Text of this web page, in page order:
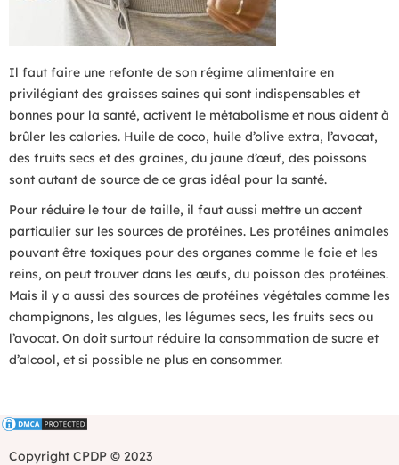
Il faut faire une refonte de son régime alimentaire en
privilégiant des graisses saines qui sont indispensables et
bonnes pour la santé, activent le métabolisme et nous aident à
brûler les calories. Huile de coco, huile d’olive extra, l’avocat,
des fruits secs et des graines, du jaune d’œuf, des poissons
sont autant de source de ce gras idéal pour la santé.
Pour réduire le tour de taille, il faut aussi mettre un accent
particulier sur les sources de protéines. Les protéines animales
pouvant être toxiques pour des organes comme le foie et les
reins, on peut trouver dans les œufs, du poisson des protéines.
Mais il y a aussi des sources de protéines végétales comme les
champignons, les algues, les légumes secs, les fruits secs ou
l’avocat. On doit surtout réduire la consommation de sucre et
d’alcool, et si possible ne plus en consommer.
Copyright CPDP © 2023